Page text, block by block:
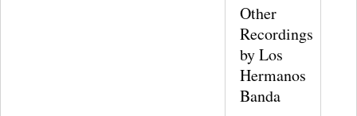
Other
Recordings
by Los
Hermanos
Banda